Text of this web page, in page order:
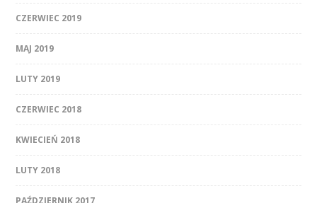
CZERWIEC 2019
MAJ 2019
LUTY 2019
CZERWIEC 2018
KWIECIEŃ 2018
LUTY 2018
PAŹDZIERNIK 2017